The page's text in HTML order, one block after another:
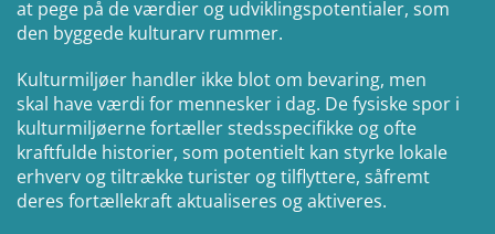
at pege på de værdier og udviklingspotentialer, som
den byggede kulturarv rummer.
Kulturmiljøer handler ikke blot om bevaring, men
skal have værdi for mennesker i dag. De fysiske spor i
kulturmiljøerne fortæller stedsspecifikke og ofte
kraftfulde historier, som potentielt kan styrke lokale
erhverv og tiltrække turister og tilflyttere, såfremt
deres fortællekraft aktualiseres og aktiveres.